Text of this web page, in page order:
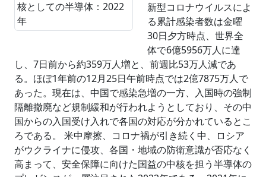
新型コロナウイルスによ
る累計感染者数は金曜
30日夕方時点、世界全
体で6億5956万人に達
し、7日前から約359万人増と、前週比53万人減であ
る。ほぼ1年前の12月25日午前時点では2億7875万人で
あった。現在は、中国で感染急増の一方、入国時の強制
隔離撤廃など規制緩和が行われようとしており、その中
国からの入国受け入れで各国の対応が分かれているとこ
ろである。 米中摩擦、コロナ禍が引き続く中、ロシア
がウクライナに侵攻、各国・地域の防衛意識が否応なく
高まって、安全保障に向けた国益の中核を担う半導体の